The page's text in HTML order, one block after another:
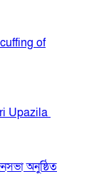
of
Upazila
অনুষ্ঠিত